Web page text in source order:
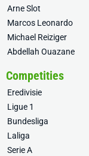
Arne Slot
Marcos Leonardo
Michael Reiziger
Abdellah Ouazane
Competities
Eredivisie
Ligue 1
Bundesliga
Laliga
Serie A